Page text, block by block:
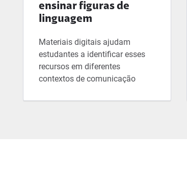
ensinar figuras de
linguagem
Materiais digitais ajudam
estudantes a identificar esses
recursos em diferentes
contextos de comunicação